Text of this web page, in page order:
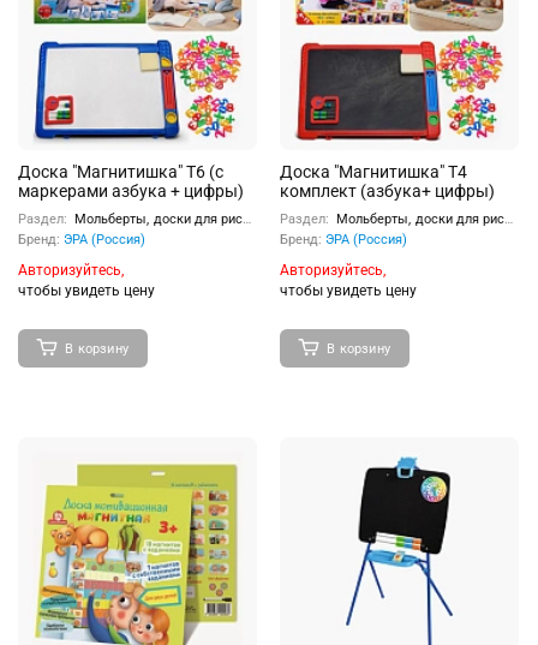
Доска "Магнитишка" Т6 (с
маркерами азбука + цифры)
Раздел:
Мольберты, доски для рисования
Бренд: ЭРА (Россия)
Авторизуйтесь,
чтобы увидеть цену
В корзину
Доска "Магнитишка" Т4
комплект (азбука+ цифры)
Раздел:
Мольберты, доски для рисования
Бренд: ЭРА (Россия)
Авторизуйтесь,
чтобы увидеть цену
В корзину